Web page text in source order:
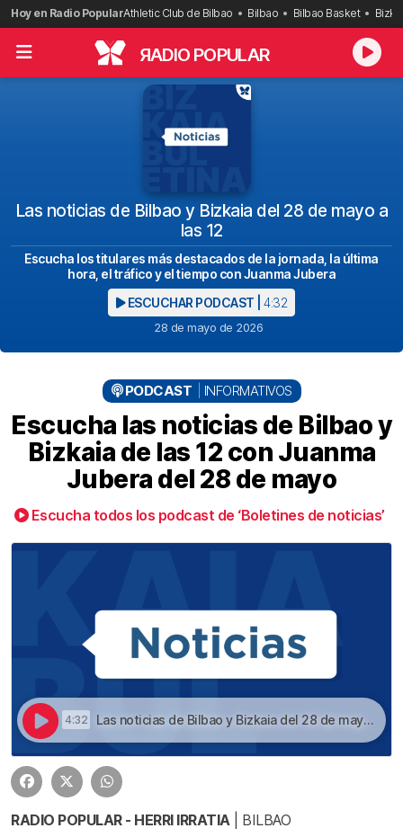
Saltar
al
contenido
Hoy en Radio PopularAthletic Club de Bilbao Bilbao Bilbao Basket
RADIO POPULAR
Las noticias de Bilbao y Bizkaia del 28 de mayo a
las 12
Escucha los titulares más destacados de la jornada, la última
hora, el tráfico y el tiempo con Juanma Jubera
ESCUCHAR PODCAST |4:32
28 de mayo de 2026
PODCAST INFORMATIVOS
Escucha las noticias de Bilbao y
Bizkaia de las 12 con Juanma
Jubera del 28 de mayo
Escucha todos los podcast de ‘Boletines de noticias’
4:32 Las noticias de Bilbao y Bizkaia del 28 de mayo a las 12 | Escucha las noticias de Bilbao y Bizkaia de las 12 con Juanma Jubera del 28 de mayo
RADIO POPULAR - HERRI IRRATIA| BILBAO